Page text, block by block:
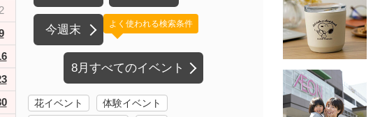
今週末
8月すべてのイベント
よく使われる検索条件
花イベント
体験イベント